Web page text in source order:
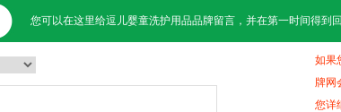
您可以在这里给逗儿婴童洗护用品品牌留言，并在第一时间得到回
如果
牌网
您详